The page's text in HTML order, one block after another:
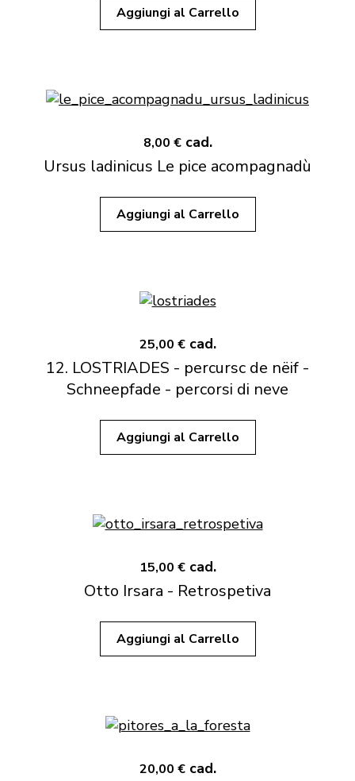
Aggiungi al Carrello
8,00 € cad.
Ursus ladinicus Le pice acompagnadù
Aggiungi al Carrello
25,00 € cad.
12. LOSTRIADES - percursc de nëif -
Schneepfade - percorsi di neve
Aggiungi al Carrello
15,00 € cad.
Otto Irsara - Retrospetiva
Aggiungi al Carrello
20,00 € cad.